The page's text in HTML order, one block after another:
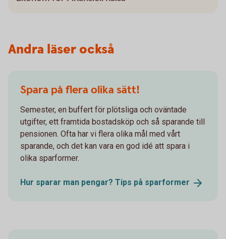
Andra läser också
Spara på flera olika sätt!
Semester, en buffert för plötsliga och oväntade
utgifter, ett framtida bostadsköp och så sparande till
pensionen. Ofta har vi flera olika mål med vårt
sparande, och det kan vara en god idé att spara i
olika sparformer.
Hur sparar man pengar? Tips på sparformer